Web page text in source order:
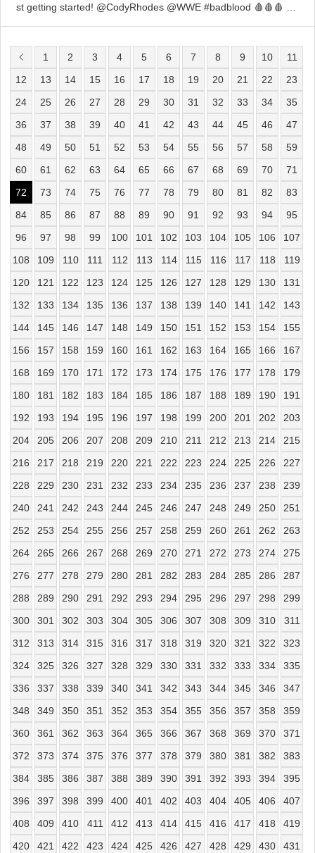
st getting started! @CodyRhodes @WWE #badblood 🩸🩸🩸 pi
c.twitter.com/EmKMRsLz3Z&mdash;
1 2 3 4 5 6 7 8 9 10
11
12
13 14 15 16 17 18 19 20 21 22
23
24
25 26 27 28 29 30 31 32 33 34
35
36
37 38 39 40 41 42 43 44 45 46
47
48
49 50 51 52 53 54 55 56 57 58
59
60
61 62 63 64 65 66 67 68 69 70
71
72
73 74 75 76 77 78 79 80 81 82
83
84
85 86 87 88 89 90 91 92 93 94
95
96
97 98 99 100 101 102 103 104 105 106
107
108
109 110 111 112 113 114 115 116 117 118
119
120
121 122 123 124 125 126 127 128 129 130
131
132
133 134 135 136 137 138 139 140 141 142
143
144
145 146 147 148 149 150 151 152 153 154
155
156
157 158 159 160 161 162 163 164 165 166
167
168
169 170 171 172 173 174 175 176 177 178
179
180
181 182 183 184 185 186 187 188 189 190
191
192
193 194 195 196 197 198 199 200 201 202
203
204
205 206 207 208 209 210 211 212 213 214
215
216
217 218 219 220 221 222 223 224 225 226
227
228
229 230 231 232 233 234 235 236 237 238
239
240
241 242 243 244 245 246 247 248 249 250
251
252
253 254 255 256 257 258 259 260 261 262
263
264
265 266 267 268 269 270 271 272 273 274
275
276
277 278 279 280 281 282 283 284 285 286
287
288
289 290 291 292 293 294 295 296 297 298
299
300
301 302 303 304 305 306 307 308 309 310
311
312
313 314 315 316 317 318 319 320 321 322
323
324
325 326 327 328 329 330 331 332 333 334
335
336
337 338 339 340 341 342 343 344 345 346
347
348
349 350 351 352 353 354 355 356 357 358
359
360
361 362 363 364 365 366 367 368 369 370
371
372
373 374 375 376 377 378 379 380 381 382
383
384
385 386 387 388 389 390 391 392 393 394
395
396
397 398 399 400 401 402 403 404 405 406
407
408
409 410 411 412 413 414 415 416 417 418
419
420
421 422 423 424 425 426 427 428 429 430
431